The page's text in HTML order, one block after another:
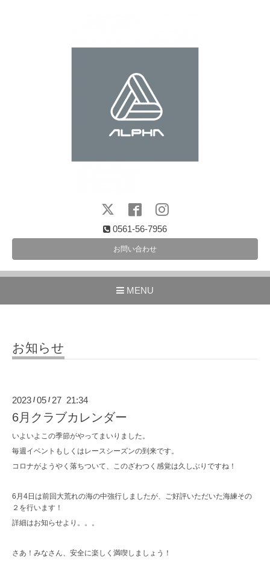
0561-56-7956
お問い合わせ
MENU
お知らせ
2023 / 05 / 27 21:34
6月クラブカレンダー
いよいよこの季節がやってまいりました。
毎週イベントもしくはレースシーズンの到来です。
コロナがようやく落ちついて、このざわつく感覚は久しぶりですね！
6月4日は前回大荒れの海の中強行しましたが、ご好評いただいた海練その
２を行います！
詳細はお知らせより。。。
さあ！みなさん、安全に楽しく満喫しましょう！